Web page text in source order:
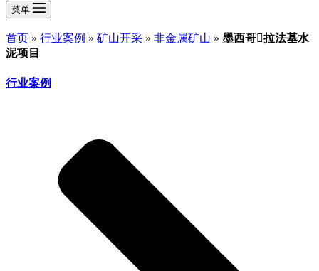
菜单
首页 » 行业案例 » 矿山开采 » 非金属矿山 » 墨西哥拉法基水
泥项目
行业案例